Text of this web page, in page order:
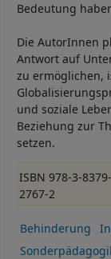
Bedeutung
Die AutorInnen
Antwort auf
zu ermöglichen,
und soziale
Beziehung zur
setzen.
ISBN 978-3-8379-
2767-2
Behinderung